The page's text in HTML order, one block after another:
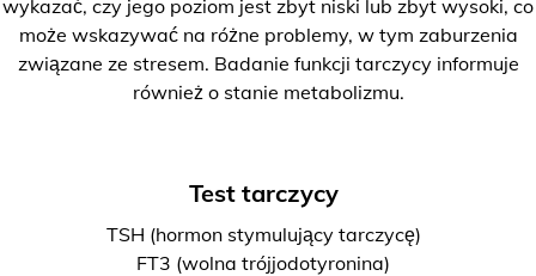
wykazać, czy jego poziom jest zbyt niski lub zbyt wysoki, co
może wskazywać na różne problemy, w tym zaburzenia
związane ze stresem. Badanie funkcji tarczycy informuje
również o stanie metabolizmu.
Test tarczycy
TSH (hormon stymulujący tarczycę)
FT3 (wolna trójjodotyronina)